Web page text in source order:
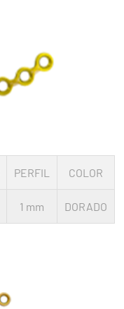
PERFIL COLOR
1 mm DORADO